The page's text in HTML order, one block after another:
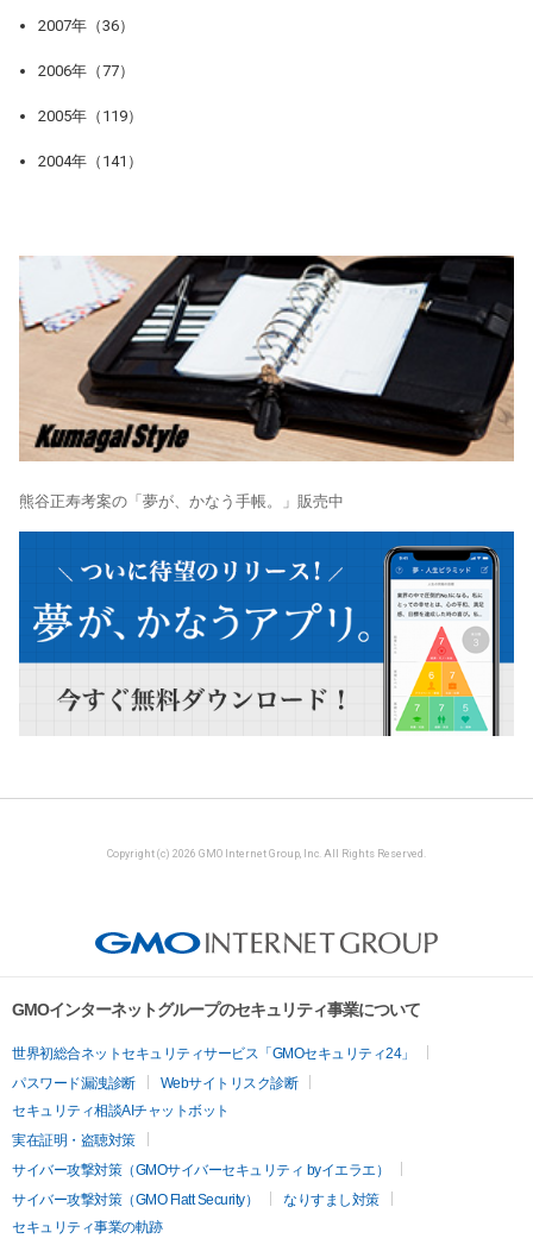
2007年（36）
2006年（77）
2005年（119）
2004年（141）
熊谷正寿考案の「夢が、かなう手帳。」販売中
Copyright (c) 2026 GMO Internet Group, Inc. All Rights Reserved.
GMOインターネットグループのセキュリティ事業について
世界初総合ネットセキュリティサービス「GMOセキュリティ24」
パスワード漏洩診断
Webサイトリスク診断
セキュリティ相談AIチャットボット
実在証明・盗聴対策
サイバー攻撃対策（GMOサイバーセキュリティ byイエラエ）
サイバー攻撃対策（GMO Flatt Security）
なりすまし対策
セキュリティ事業の軌跡